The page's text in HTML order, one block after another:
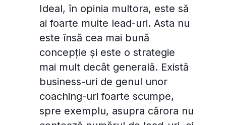
Ideal, în opinia multora, este să
ai foarte multe lead-uri. Asta nu
este însă cea mai bună
concepție și este o strategie
mai mult decât generală. Există
business-uri de genul unor
coaching-uri foarte scumpe,
spre exemplu, asupra cărora nu